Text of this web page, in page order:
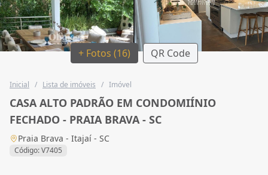
+ Fotos (16) QR Code
Inicial / Lista de imóveis / Imóvel
CASA ALTO PADRÃO EM CONDOMIÍNIO
FECHADO - PRAIA BRAVA - SC
Praia Brava - Itajaí - SC
Código: V7405